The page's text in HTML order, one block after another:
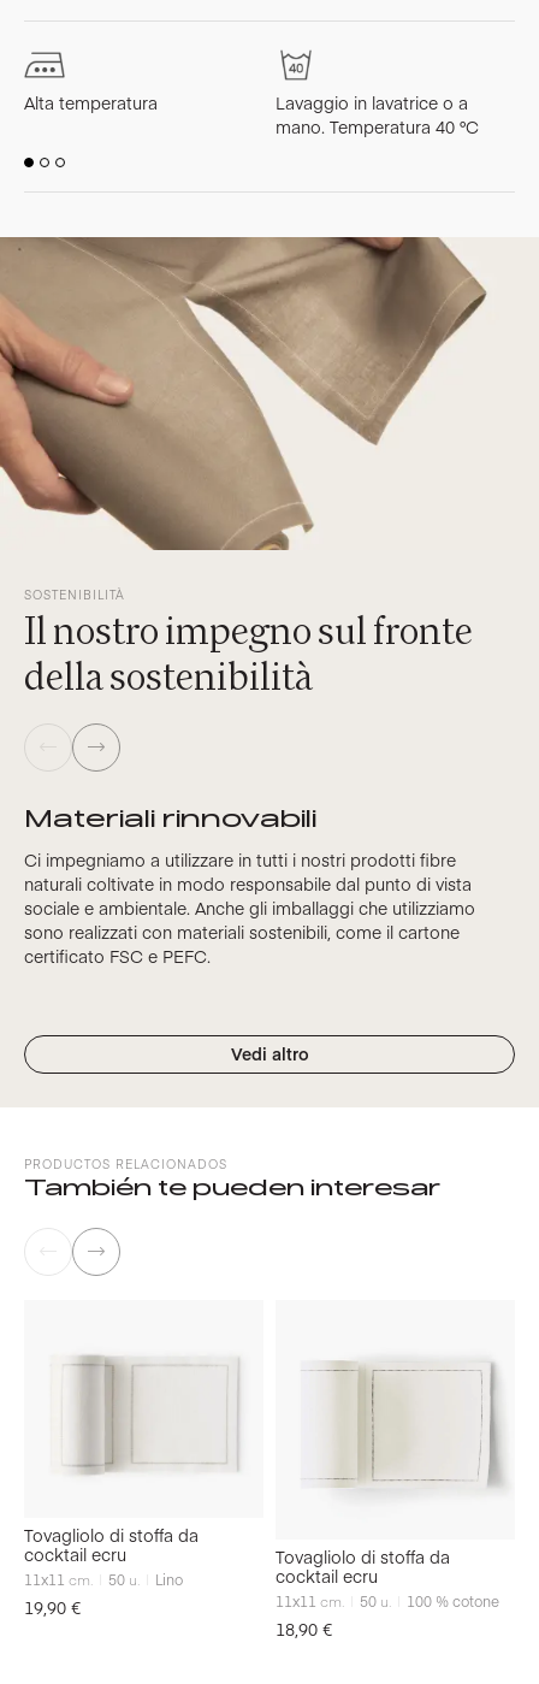
Alta temperatura
Lavaggio in lavatrice o a
mano. Temperatura 40 °C
SOSTENIBILITÀ
Il nostro impegno sul fronte
della sostenibilità
Materiali rinnovabili
Ci impegniamo a utilizzare in tutti i nostri prodotti fibre
naturali coltivate in modo responsabile dal punto di vista
sociale e ambientale. Anche gli imballaggi che utilizziamo
sono realizzati con materiali sostenibili, come il cartone
certificato FSC e PEFC.
Vedi altro
PRODUCTOS RELACIONADOS
También te pueden interesar
Tovagliolo di stoffa da
cocktail ecru
11x11 cm. 50 u. Lino
19,90 €
Tovagliolo di stoffa da
cocktail ecru
11x11 cm. 50 u. 100 % cotone
18,90 €